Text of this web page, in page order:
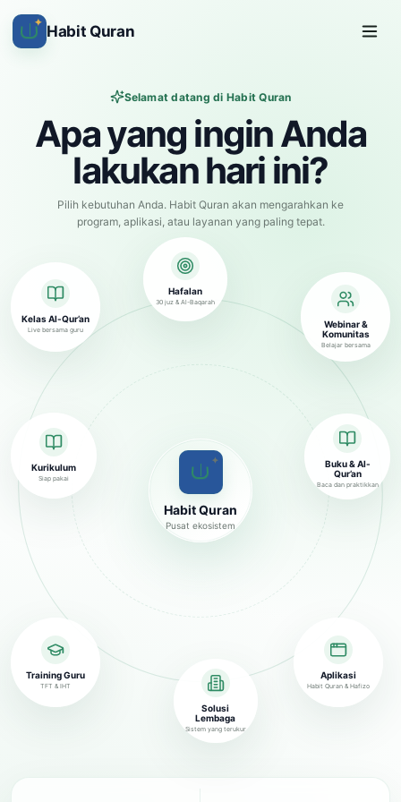
✦ Habit Quran
Selamat datang di Habit Quran
Apa yang ingin Anda
lakukan hari ini?
Pilih kebutuhan Anda. Habit Quran akan mengarahkan ke
program, aplikasi, atau layanan yang paling tepat.
✦
Habit Quran
Pusat ekosistem
Kelas Al-Qur’an
Live bersama guru
Hafalan
30 juz & Al-Baqarah
Buku & Al-
Qur’an
Baca dan praktikkan
Training Guru
TFT & IHT
Solusi
Lembaga
Sistem yang terukur
Kurikulum
Siap pakai
Aplikasi
Habit Quran & Hafizo
Webinar &
Komunitas
Belajar bersama